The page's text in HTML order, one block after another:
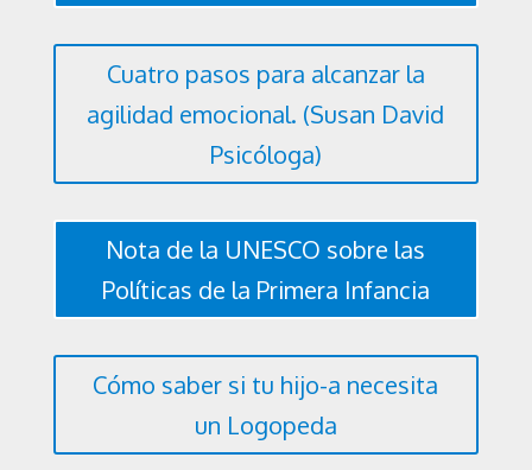
Cuatro pasos para alcanzar la
agilidad emocional. (Susan David
Psicóloga)
Nota de la UNESCO sobre las
Políticas de la Primera Infancia
Cómo saber si tu hijo-a necesita
un Logopeda